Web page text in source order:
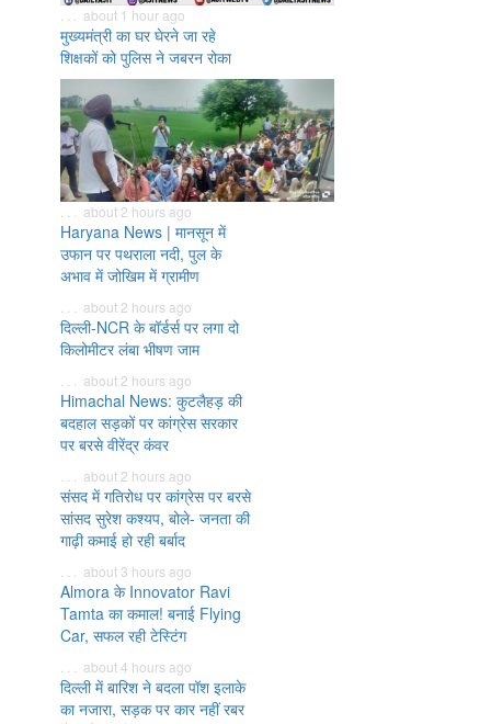
. . . about 1 hour ago
मुख्यमंत्री का घर घेरने जा रहे
शिक्षकों को पुलिस ने जबरन रोका
. . . about 2 hours ago
Haryana News | मानसून में
उफान पर पथराला नदी, पुल के
अभाव में जोखिम में ग्रामीण
. . . about 2 hours ago
दिल्ली-NCR के बॉर्डर्स पर लगा दो
किलोमीटर लंबा भीषण जाम
. . . about 2 hours ago
Himachal News: कुटलैहड़ की
बदहाल सड़कों पर कांग्रेस सरकार
पर बरसे वीरेंद्र कंवर
. . . about 2 hours ago
संसद में गतिरोध पर कांग्रेस पर बरसे
सांसद सुरेश कश्यप, बोले- जनता की
गाढ़ी कमाई हो रही बर्बाद
. . . about 3 hours ago
Almora के Innovator Ravi
Tamta का कमाल! बनाई Flying
Car, सफल रही टेस्टिंग
. . . about 4 hours ago
दिल्ली में बारिश ने बदला पॉश इलाके
का नजारा, सड़क पर कार नहीं रबर